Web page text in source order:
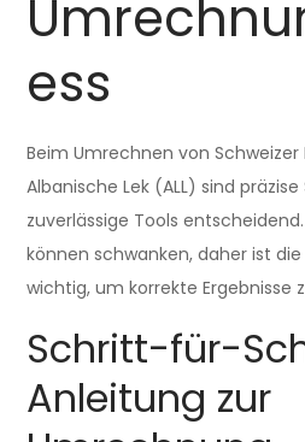
ess
Beim Umrechnen von Schweizer
Albanische Lek (ALL) sind
zuverlässige Tools
können schwanken, daher ist
wichtig, um korrekte Ergebnisse
Schritt-für-
Anleitung zur